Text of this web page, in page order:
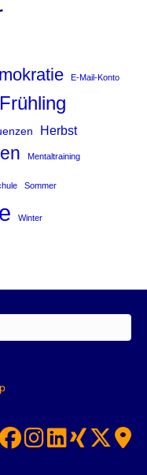
E-Mail-Konto
Frühling
Herbst
Mentaltraining
Sommer
Winter